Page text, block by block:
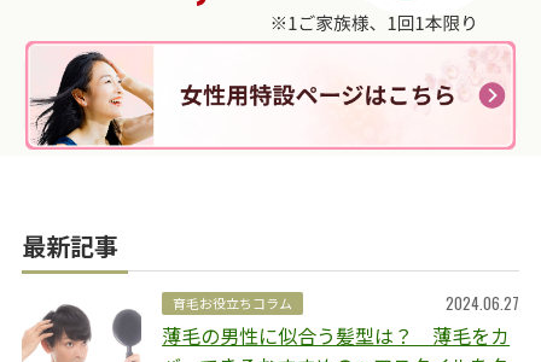
最新記事
育毛お役立ちコラム 2024.06.27
薄毛の男性に似合う髪型は？ 薄毛をカ